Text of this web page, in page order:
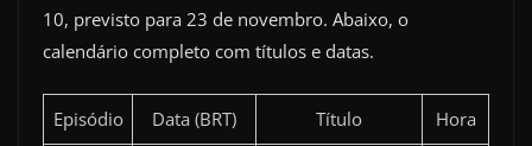
10, previsto para 23 de novembro. Abaixo, o
calendário completo com títulos e datas.
Episódio Data (BRT) Título Hora